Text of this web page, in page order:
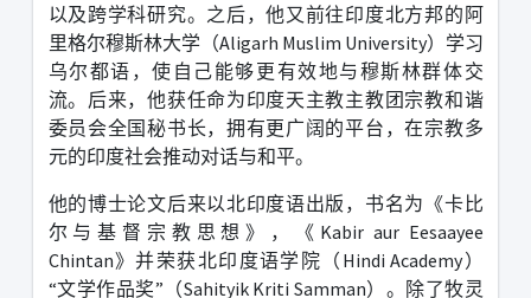
以及跨学科研究。之后，他又前往印度北方邦的阿
里格尔穆斯林大学（Aligarh Muslim University）学习
乌尔都语，使自己能够更有效地与穆斯林群体交
流。后来，他获任命为印度天主教主教团宗教和谐
委员会全国秘书长，拥有更广阔的平台，在宗教多
元的印度社会推动对话与和平。
他的博士论文后来以北印度语出版，书名为《卡比
尔与基督宗教思想》，《 Kabir aur Eesaayee
Chintan》并荣获北印度语学院（ Hindi Academy）
“文学作品奖” （Sahityik Kriti Samman）。除了牧灵